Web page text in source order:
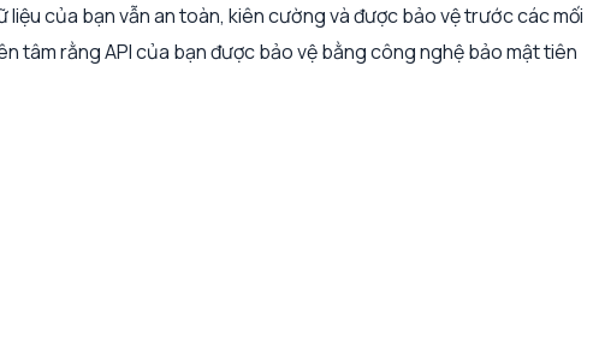
liệu của bạn vẫn an toàn, kiên cường và được bảo vệ trước các mối
tâm rằng API của bạn được bảo vệ bằng công nghệ bảo mật tiên